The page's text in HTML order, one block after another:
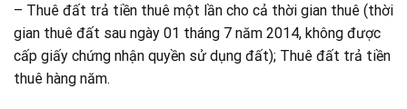
– Thuê đất trả tiền thuê một lần cho cả thời gian thuê (thời
gian thuê đất sau ngày 01 tháng 7 năm 2014, không được
cấp giấy chứng nhận quyền sử dụng đất); Thuê đất trả tiền
thuê hàng năm.